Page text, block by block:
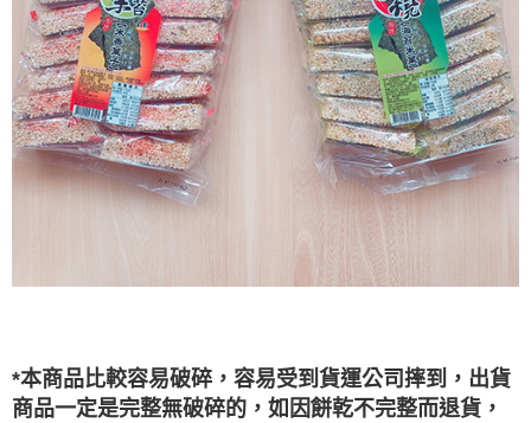
*本商品比較容易破碎，容易受到貨運公司摔到，出貨
商品一定是完整無破碎的，如因餅乾不完整而退貨，